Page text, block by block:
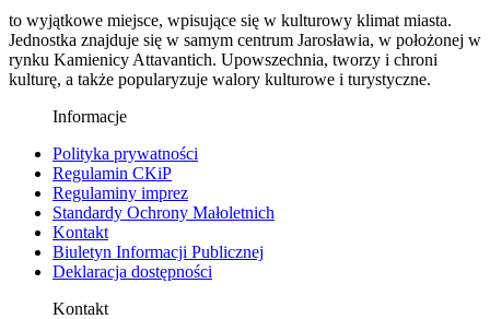
to wyjątkowe miejsce, wpisujące się w kulturowy klimat miasta.
Jednostka znajduje się w samym centrum Jarosławia, w położonej w
rynku Kamienicy Attavantich. Upowszechnia, tworzy i chroni
kulturę, a także popularyzuje walory kulturowe i turystyczne.
Informacje
Polityka prywatności
Regulamin CKiP
Regulaminy imprez
Standardy Ochrony Małoletnich
Kontakt
Biuletyn Informacji Publicznej
Deklaracja dostępności
Kontakt